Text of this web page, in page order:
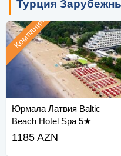
Турция
Юрмала Латвия Baltic
Beach Hotel Spa 5★
Компания
1185 AZN